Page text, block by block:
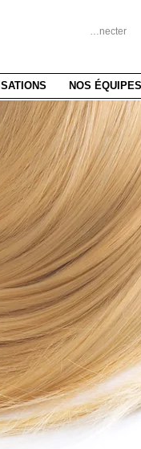
NOS ÉQUIPES
Se connecter